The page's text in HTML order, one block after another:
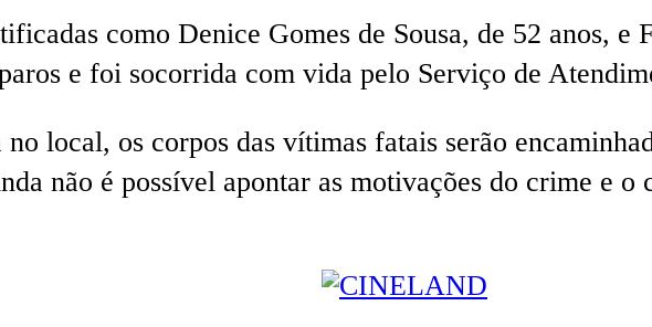
como Denice Gomes de Sousa, de 52 anos, e
e foi socorrida com vida pelo Serviço de
local, os corpos das vítimas fatais serão
não é possível apontar as motivações do crime e o